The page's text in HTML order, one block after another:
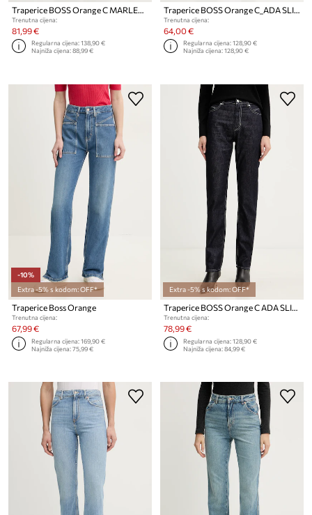
Trenutna cijena:
81,99 €
Regularna cijena:138,90 €
Najniža cijena:88,99 €
Trenutna cijena:
64,00 €
Regularna cijena:128,90 €
Najniža cijena:128,90 €
-10%
Extra -5% s kodom: OFF*
Traperice Boss Orange
Trenutna cijena:
67,99 €
Regularna cijena:169,90 €
Najniža cijena:75,99 €
Extra -5% s kodom: OFF*
Traperice BOSS Orange C ADA SLIM HR 1.0
Trenutna cijena:
78,99 €
Regularna cijena:128,90 €
Najniža cijena:84,99 €